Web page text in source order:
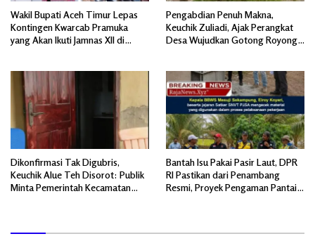
Wakil Bupati Aceh Timur Lepas
Kontingen Kwarcab Pramuka
yang Akan Ikuti Jamnas XII di
Pengabdian Penuh Makna,
Keuchik Zuliadi, Ajak Perangkat
Desa Wujudkan Gotong Royong,
Dikonfirmasi Tak Digubris,
Keuchik Alue Teh Disorot: Publik
Minta Pemerintah Kecamatan
Bantah Isu Pakai Pasir Laut, DPR
RI Pastikan dari Penambang
Resmi, Proyek Pengaman Pantai